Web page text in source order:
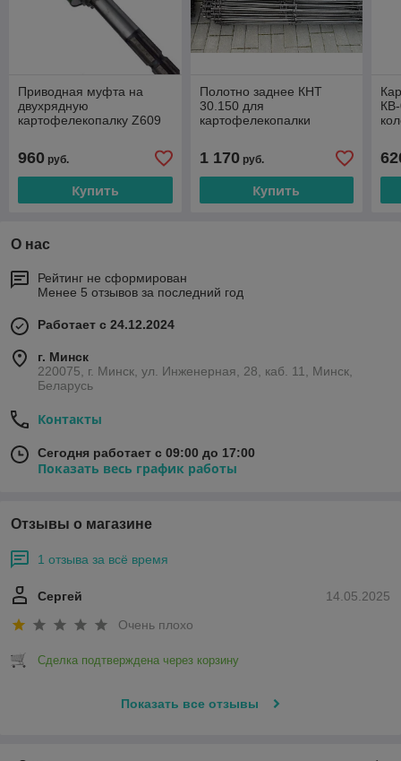
Приводная муфта на
двухрядную
картофелекопалку Z609
960 руб.
Купить
Полотно заднее КНТ
30.150 для
картофелекопалки
1 170руб.
Купить
О нас
Рейтинг не сформирован
Менее 5 отзывов за последний год
Работает с 24.12.2024
г. Минск
220075, г. Минск, ул. Инженерная, 28, каб. 11, Минск,
Беларусь
Контакты
Сегодня работает с 09:00 до 17:00
Показать весь график работы
Отзывы о магазине
1 отзыва за всё время
14.05.2025
Сергей
Очень плохо
Сделка подтверждена через корзину
Показать все отзывы